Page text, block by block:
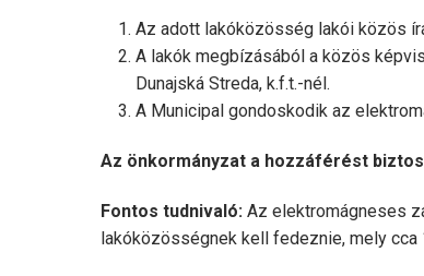
Az adott lakóközösség lakói közös
A lakók megbízásából a közös
Dunajská Streda, k.f.t.-nél.
A Municipal gondoskodik az
Az önkormányzat a hozzáférést
Fontos tudnivaló:Az elektromágneses
lakóközösségnek kell fedeznie, mely cca